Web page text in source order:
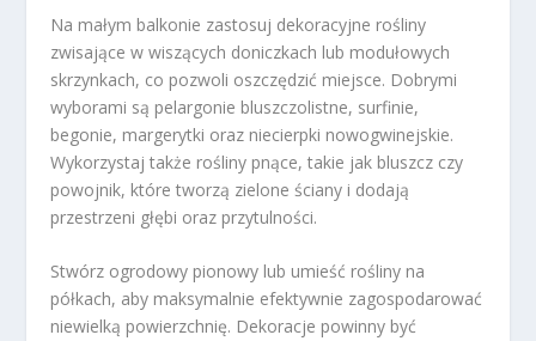
Na małym balkonie zastosuj dekoracyjne rośliny
zwisające w wiszących doniczkach lub modułowych
skrzynkach, co pozwoli oszczędzić miejsce. Dobrymi
wyborami są pelargonie bluszczolistne, surfinie,
begonie, margerytki oraz niecierpki nowogwinejskie.
Wykorzystaj także rośliny pnące, takie jak bluszcz czy
powojnik, które tworzą zielone ściany i dodają
przestrzeni głębi oraz przytulności.
Stwórz ogrodowy pionowy lub umieść rośliny na
półkach, aby maksymalnie efektywnie zagospodarować
niewielką powierzchnię. Dekoracje powinny być